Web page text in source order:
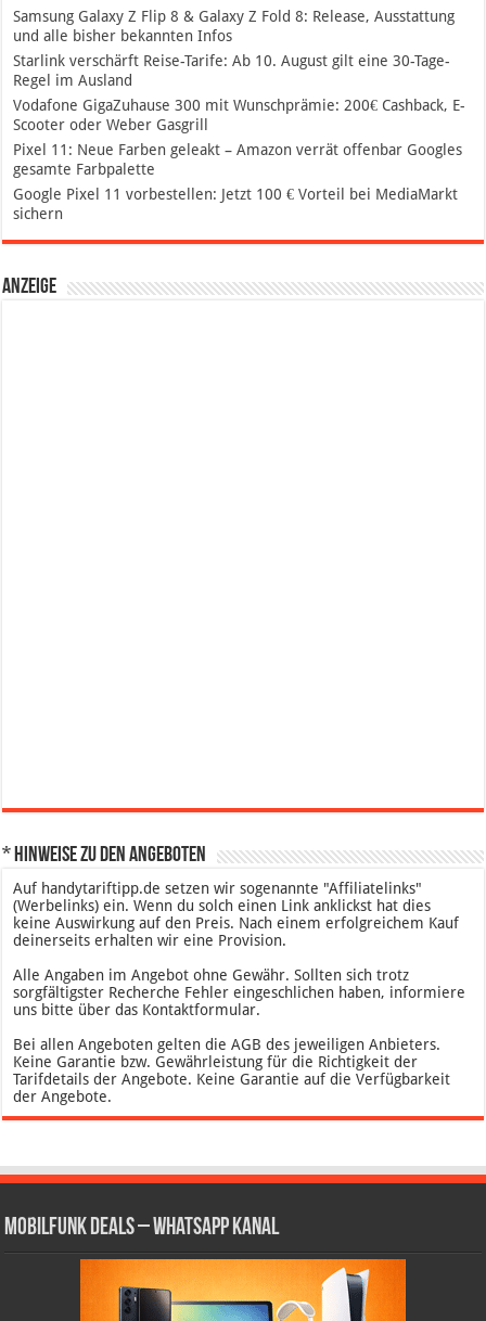
Samsung Galaxy Z Flip 8 & Galaxy Z Fold 8: Release, Ausstattung
und alle bisher bekannten Infos
Starlink verschärft Reise-Tarife: Ab 10. August gilt eine 30-Tage-
Regel im Ausland
Vodafone GigaZuhause 300 mit Wunschprämie: 200€ Cashback, E-
Scooter oder Weber Gasgrill
Pixel 11: Neue Farben geleakt – Amazon verrät offenbar Googles
gesamte Farbpalette
Google Pixel 11 vorbestellen: Jetzt 100 € Vorteil bei MediaMarkt
sichern
Anzeige
* Hinweise zu den Angeboten
Auf handytariftipp.de setzen wir sogenannte "Affiliatelinks"
(Werbelinks) ein. Wenn du solch einen Link anklickst hat dies
keine Auswirkung auf den Preis. Nach einem erfolgreichem Kauf
deinerseits erhalten wir eine Provision.
Alle Angaben im Angebot ohne Gewähr. Sollten sich trotz
sorgfältigster Recherche Fehler eingeschlichen haben, informiere
uns bitte über das Kontaktformular.
Bei allen Angeboten gelten die AGB des jeweiligen Anbieters.
Keine Garantie bzw. Gewährleistung für die Richtigkeit der
Tarifdetails der Angebote. Keine Garantie auf die Verfügbarkeit
der Angebote.
Mobilfunk Deals – WhatsApp Kanal